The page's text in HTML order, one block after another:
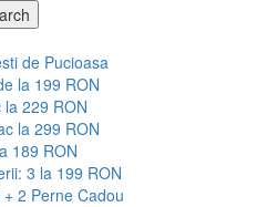
de Pucioasa
la 199 RON
229 RON
la 299 RON
189 RON
3 la 199 RON
2 Perne Cadou